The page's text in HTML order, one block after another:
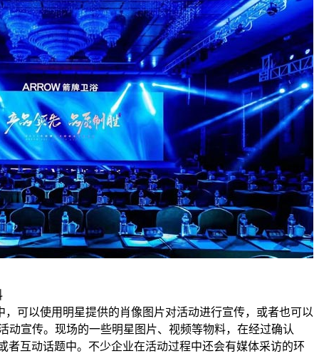
以使用明星提供的肖像图片对活动进行宣传，或者也可以
动宣传。现场的一些明星图片、视频等物料，在经过确认
者互动话题中。不少企业在活动过程中还会有媒体采访的环